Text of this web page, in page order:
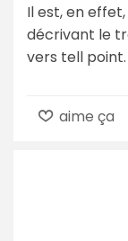
Il est, en
décrivant le
vers tell point.
aime ça